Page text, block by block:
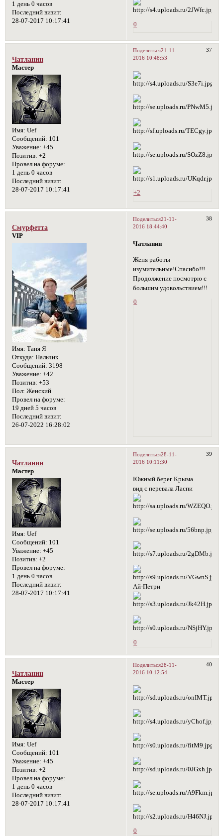
1 день 0 часов
Последний визит:
28-07-2017 10:17:41
0
Поделиться 37
21-11-
2016 10:48:53
Чатланин
Мастер
Имя: Uef
Сообщений: 101
Уважение: +45
Позитив: +2
Провел на форуме:
1 день 0 часов
Последний визит:
28-07-2017 10:17:41
+2
Поделиться 38
21-11-
2016 18:44:40
Смурфетта
VIP
Имя: Таня Я
Откуда: Нальчик
Сообщений: 3198
Уважение: +42
Позитив: +53
Пол: Женский
Провел на форуме:
19 дней 5 часов
Последний визит:
26-07-2022 16:28:02
Чатланин
Женя работы
изумительные!Спасибо!!!
Продолжение посмотрю с
большим удовольствием!!!
0
Поделиться 39
28-11-
2016 10:11:30
Чатланин
Мастер
Имя: Uef
Сообщений: 101
Уважение: +45
Позитив: +2
Провел на форуме:
1 день 0 часов
Последний визит:
28-07-2017 10:17:41
Южный берег Крыма
вид с перевала Ласпи
Ай-Петри
0
Поделиться 40
28-11-
2016 10:12:54
Чатланин
Мастер
Имя: Uef
Сообщений: 101
Уважение: +45
Позитив: +2
Провел на форуме:
1 день 0 часов
Последний визит:
28-07-2017 10:17:41
0